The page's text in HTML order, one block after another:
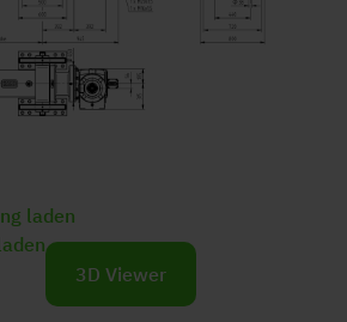
laden
3D Viewer